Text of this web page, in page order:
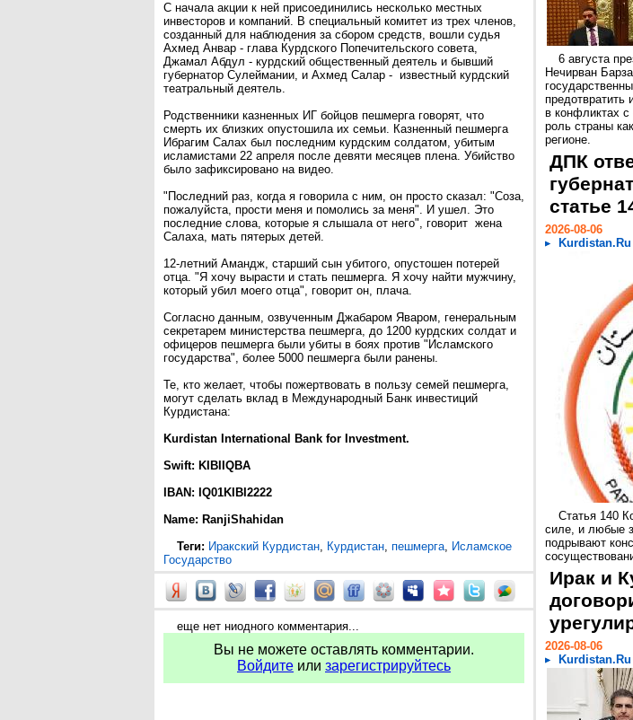
С начала акции к ней присоединились несколько местных
инвесторов и компаний. В специальный комитет из трех членов,
созданный для наблюдения за сбором средств, вошли судья
Ахмед Анвар - глава Курдского Попечительского совета,
Джамал Абдул - курдский общественный деятель и бывший
губернатор Сулеймании, и Ахмед Салар - известный курдский
театральный деятель.
Родственники казненных ИГ бойцов пешмерга говорят, что
смерть их близких опустошила их семьи. Казненный пешмерга
Ибрагим Салах был последним курдским солдатом, убитым
исламистами 22 апреля после девяти месяцев плена. Убийство
было зафиксировано на видео.
"Последний раз, когда я говорила с ним, он просто сказал: "Соза,
пожалуйста, прости меня и помолись за меня". И ушел. Это
последние слова, которые я слышала от него", говорит жена
Салаха, мать пятерых детей.
12-летний Амандж, старший сын убитого, опустошен потерей
отца. "Я хочу вырасти и стать пешмерга. Я хочу найти мужчину,
который убил моего отца", говорит он, плача.
Согласно данным, озвученным Джабаром Яваром, генеральным
секретарем министерства пешмерга, до 1200 курдских солдат и
офицеров пешмерга были убиты в боях против "Исламского
государства", более 5000 пешмерга были ранены.
Те, кто желает, чтобы пожертвовать в пользу семей пешмерга,
могут сделать вклад в Международный Банк инвестиций
Курдистана:
Kurdistan International Bank for Investment.
Swift: KIBIIQBA
IBAN: IQ01KIBI2222
Name: RanjiShahidan
Теги: Иракский Курдистан, Курдистан, пешмерга, Исламское
Государство
еще нет ниодного комментария...
Вы не можете оставлять комментарии.
Войдите или зарегистрируйтесь
6 августа
Нечирван
предотвратить
в конфликтах с
роль страны
регионе.
ДПК
статье
2026-08-06
Kurdistan.Ru
Статья 140
силе, и любые
подрывают
Ирак и
2026-08-06
Kurdistan.Ru